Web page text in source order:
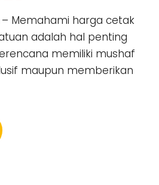
Memahami harga cetak
adalah hal penting
memiliki mushaf
maupun memberikan